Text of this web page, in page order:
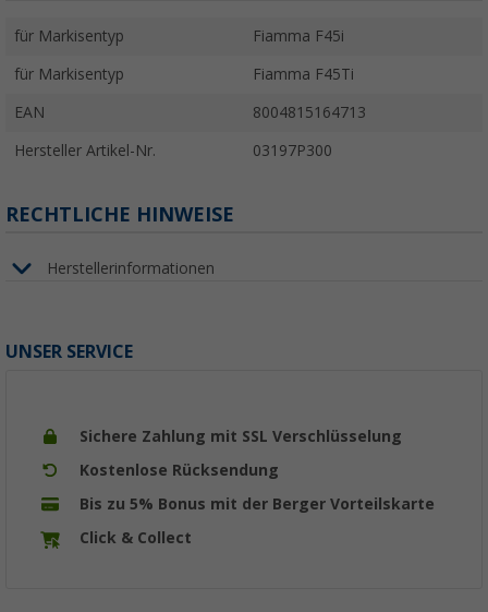
für Markisentyp Fiamma F45i
für Markisentyp Fiamma F45Ti
EAN 8004815164713
Hersteller Artikel-Nr. 03197P300
RECHTLICHE HINWEISE
Herstellerinformationen
UNSER SERVICE
Sichere Zahlung mit SSL Verschlüsselung
Kostenlose Rücksendung
Bis zu 5% Bonus mit der Berger Vorteilskarte
Click & Collect